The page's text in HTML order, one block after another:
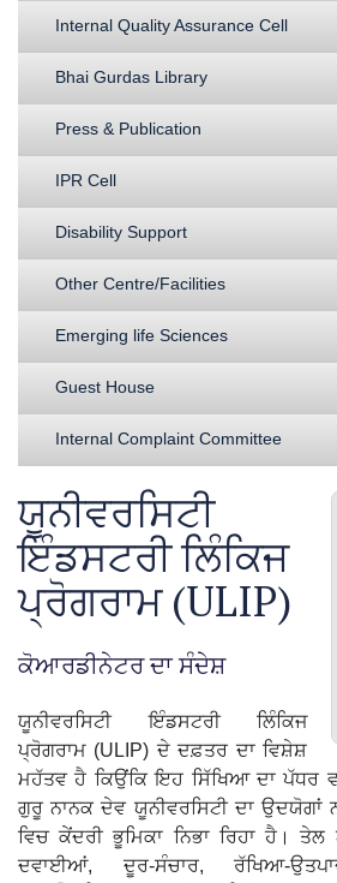
Internal Quality Assurance Cell
Bhai Gurdas Library
Press & Publication
IPR Cell
Disability Support
Other Centre/Facilities
Emerging life Sciences
Guest House
Internal Complaint Committee
ਯੂਨੀਵਰਸਿਟੀ
ਇੰਡਸਟਰੀ ਲਿੰਕਿਜ
ਪ੍ਰੋਗਰਾਮ (ULIP)
ਕੋਆਰਡੀਨੇਟਰ ਦਾ ਸੰਦੇਸ਼
ਯੂਨੀਵਰਸਿਟੀ ਇੰਡਸਟਰੀ ਲਿੰਕਿਜ
ਪ੍ਰੋਗਰਾਮ (ULIP) ਦੇ ਦਫ਼ਤਰ ਦਾ ਵਿਸ਼ੇਸ਼
ਮਹੱਤਵ ਹੈ ਕਿਉਂਕਿ ਇਹ ਸਿੱਖਿਆ ਦਾ ਪੱਧਰ
ਗੁਰੂ ਨਾਨਕ ਦੇਵ ਯੂਨੀਵਰਸਿਟੀ ਦਾ ਉਦਯੋਗਾਂ
ਵਿਚ ਕੇਂਦਰੀ ਭੂਮਿਕਾ ਨਿਭਾ ਰਿਹਾ ਹੈ।
ਦਵਾਈਆਂ, ਦੂਰ-ਸੰਚਾਰ, ਰੱਖਿਆ-